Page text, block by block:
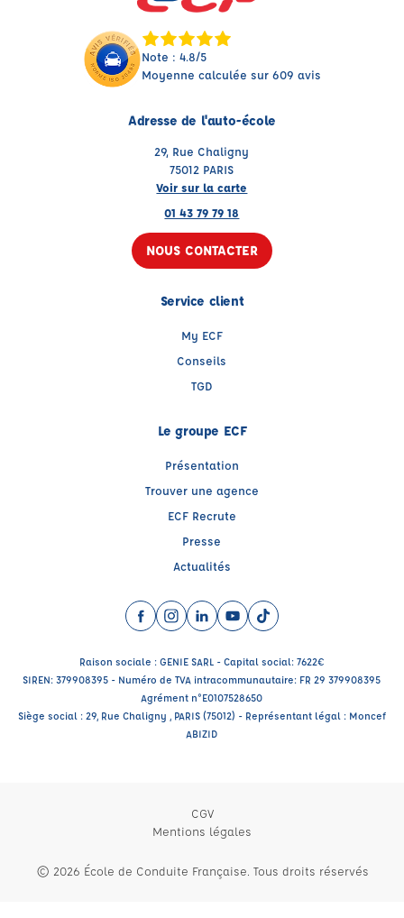
Note : 4.8/5
Moyenne calculée sur 609 avis
Adresse de l'auto-école
29, Rue Chaligny
75012 PARIS
Voir sur la carte
01 43 79 79 18
NOUS CONTACTER
Service client
My ECF
Conseils
TGD
Le groupe ECF
Présentation
Trouver une agence
ECF Recrute
Presse
Actualités
Facebook (nouvelle fenêtre)
Instagram (nouvelle fenêtre)
LinkedIn (nouvelle fenêtre)
YouTube (nouvelle fenêtre)
TikTok (nouvelle
Raison sociale : GENIE SARL - Capital social: 7622€
SIREN: 379908395 - Numéro de TVA intracommunautaire: FR 29 379908395
Agrément n°E0107528650
Siège social : 29, Rue Chaligny , PARIS (75012) - Représentant légal : Moncef
ABIZID
CGV
Mentions légales
© 2026 École de Conduite Française. Tous droits réservés